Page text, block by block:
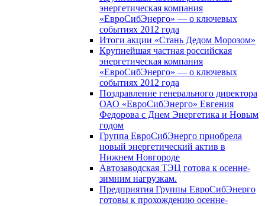
энергетическая компания
«ЕвроСибЭнерго» — о ключевых
событиях 2012 года
Итоги акции «Стань Дедом Морозом»
Крупнейшая частная российская
энергетическая компания
«ЕвроСибЭнерго» — о ключевых
событиях 2012 года
Поздравление генерального директора
ОАО «ЕвроСибЭнерго» Евгения
Федорова с Днем Энергетика и Новым
годом
Группа ЕвроСибЭнерго приобрела
новый энергетический актив в
Нижнем Новгороде
Автозаводская ТЭЦ готова к осенне-
зимним нагрузкам.
Предприятия Группы ЕвроСибЭнерго
готовы к прохождению осенне-